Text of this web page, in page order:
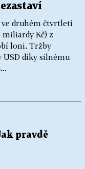
ve druhém čtvrtletí
miliardy Kč) z
loni. Tržby
USD díky silnému
pravdě